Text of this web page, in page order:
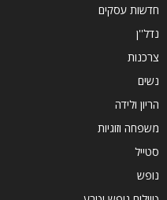
חדשות עסקים
נדל''ן
צרכנות
נשים
הריון ולידה
משפחה וזוגיות
סטייל
נופש